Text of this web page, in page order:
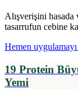
Alışverişini
tasarrufun cebine
Hemen uygulamayı
19 Protein
Yemi